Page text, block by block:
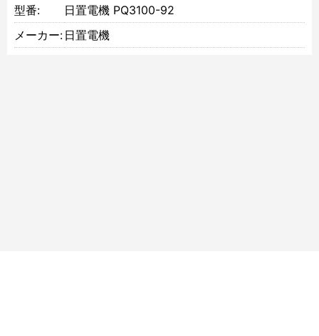
型番:
日置電機 PQ3100-92
メーカー: 日置電機